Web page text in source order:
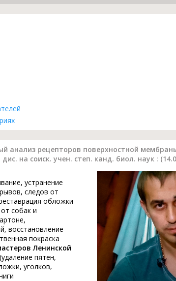
анализ рецепторов поверхностной
на соиск. учен. степ. канд. биол. наук :
устранение
следов от
обложки
собак и
восстановление
покраска
Ленинской
пятен,
уголков,